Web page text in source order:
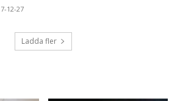
12-27
Ladda fler